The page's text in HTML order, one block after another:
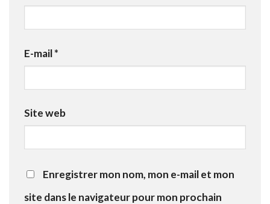
E-mail*
Site web
Enregistrer mon nom, mon e-mail et mon
site dans le navigateur pour mon prochain